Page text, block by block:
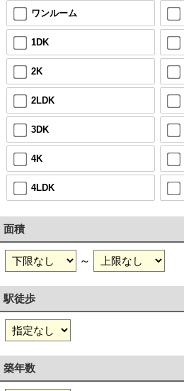
ワンルーム
1DK
2K
2LDK
3DK
4K
4LDK
面積
～
駅徒歩
築年数